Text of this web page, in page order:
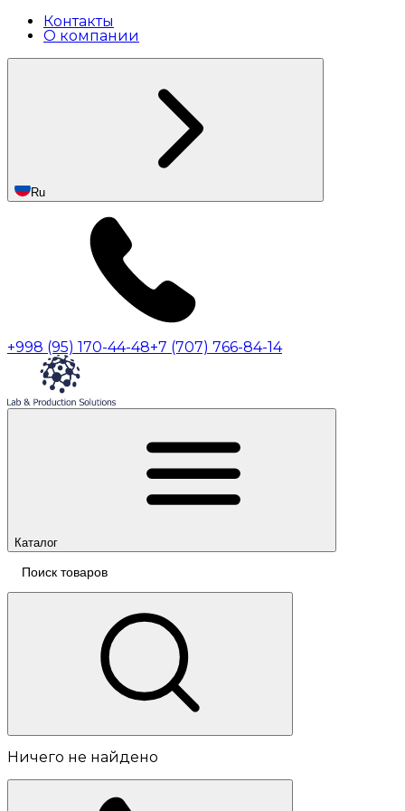
Контакты
О компании
Ru
+998 (95) 170-44-48+7 (707) 766-84-14
Каталог
Ничего не найдено